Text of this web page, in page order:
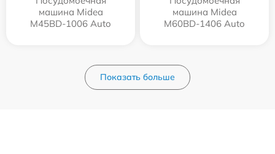
машина Midea
M45BD-1006 Auto
машина Midea
M60BD-1406 Auto
Показать больше